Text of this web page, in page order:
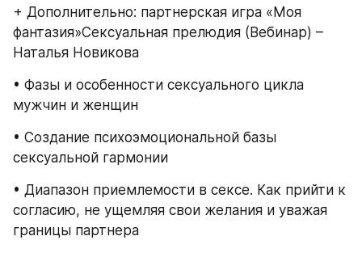
+ Дополнительно: партнерская игра «Моя
фантазия»Сексуальная прелюдия (Вебинар) –
Наталья Новикова
• Фазы и особенности сексуального цикла
мужчин и женщин
• Создание психоэмоциональной базы
сексуальной гармонии
• Диапазон приемлемости в сексе. Как прийти к
согласию, не ущемляя свои желания и уважая
границы партнера